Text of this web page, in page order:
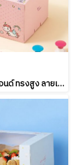
กล่องเค้ก 1 ปอนด์ ทรงสูง ลายเบบี้ยูนิคอร์น พิ้งค์ 20.3x20.3x15 ซม. (10ชิ้น/แพค)